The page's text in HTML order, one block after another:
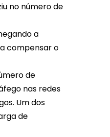
no número de
a
compensar o
de
nas redes
Um dos
de